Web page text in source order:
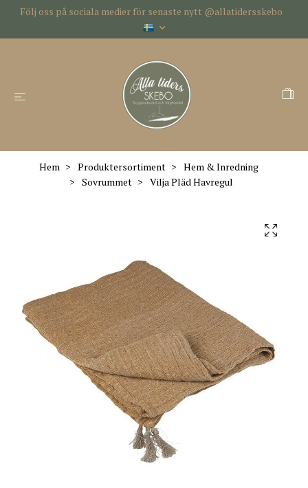
Följ oss på sociala medier för senaste nytt @allatidersskebo
Hem Produktersortiment
Hem & Inredning
Sovrummet
Vilja Pläd Havregul